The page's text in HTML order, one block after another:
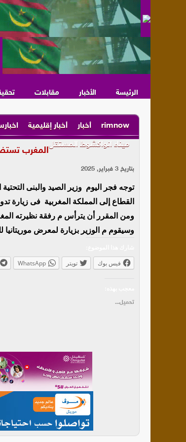
الرئيسة الأخبار مقابلات
rimnow أخبار أخبار إقليمية
ميناء انواكشوط المستقل
المغرب
بتاريخ 3 فبراير, 2025
توجه فجر اليوم وزير الصيد والبنى
القطاع إلى المملكة المغربية فى زيارة
ومن المقرر أن يترأس م رفقة نظيرته
وسيقوم م الوزير بزيارة لمعرض
فيس بوك تويتر WhatsApp
تحميل...